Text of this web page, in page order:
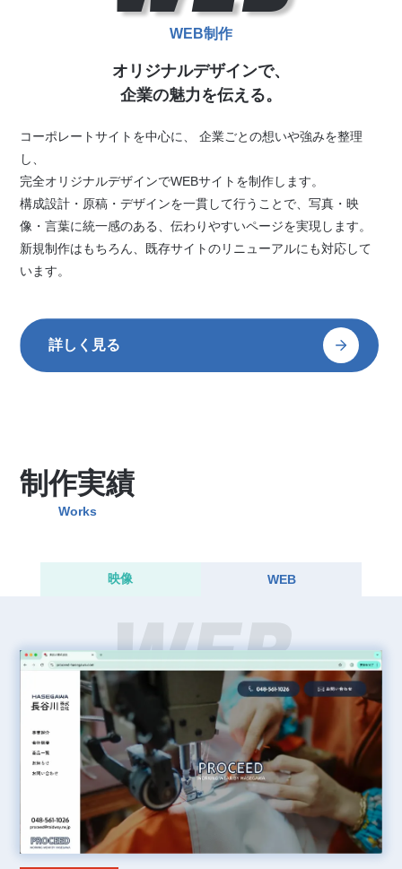
WEB制作
オリジナルデザインで、
企業の魅力を伝える。
コーポレートサイトを中心に、 企業ごとの想いや強みを整理
し、
完全オリジナルデザインでWEBサイトを制作します。
構成設計・原稿・デザインを一貫して行うことで、写真・映
像・言葉に統一感のある、伝わりやすいページを実現します。
新規制作はもちろん、既存サイトのリニューアルにも対応して
います。
詳しく見る
制作実績
Works
映像 WEB
WEB